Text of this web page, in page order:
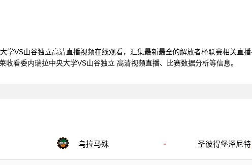
学VS山谷独立高清直播视频在线观看，汇集最新最全的解放者杯联赛相关直
收看委内瑞拉中央大学VS山谷独立 高清视频直播、比赛数据分析等信息。
乌拉马殊 - 圣彼得堡泽尼特